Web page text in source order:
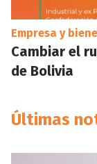
Empresa y
Cambiar el
de Bolivia
Últimas